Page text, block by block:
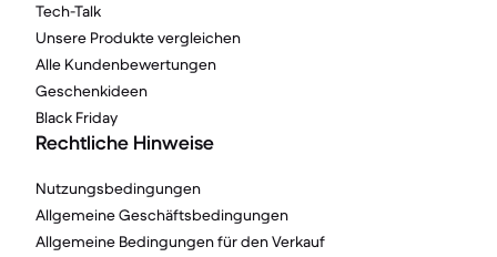
Tech-Talk
Unsere Produkte vergleichen
Alle Kundenbewertungen
Geschenkideen
Black Friday
Rechtliche Hinweise
Nutzungsbedingungen
Allgemeine Geschäftsbedingungen
Allgemeine Bedingungen für den Verkauf